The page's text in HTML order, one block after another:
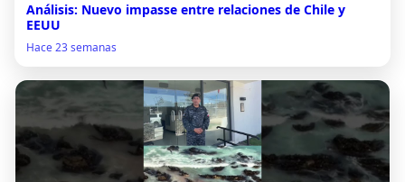
Análisis: Nuevo impasse entre relaciones de Chile y
EEUU
Hace 23 semanas